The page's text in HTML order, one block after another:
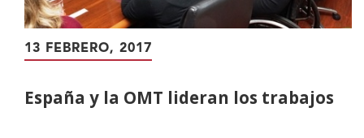
13 FEBRERO, 2017
España y la OMT lideran los trabajos